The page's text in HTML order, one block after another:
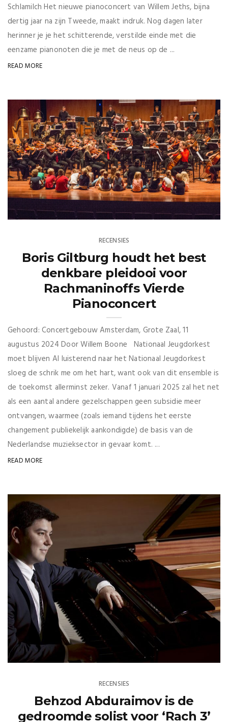
Schlamilch Het nieuwe pianoconcert van Willem Jeths, bijna
dertig jaar na zijn Tweede, maakt indruk. Nog dagen later
herinner je je het schitterende, verstilde einde met die
eenzame pianonoten die je met de neus op de ...
READ MORE
RECENSIES
Boris Giltburg houdt het best
denkbare pleidooi voor
Rachmaninoffs Vierde
Pianoconcert
Gehoord: Concertgebouw Amsterdam, Grote Zaal, 11
augustus 2024 Door Willem Boone Nationaal Jeugdorkest
moet blijven Al luisterend naar het Nationaal Jeugdorkest
sloeg de schrik me om het hart, want ook van dit ensemble is
de toekomst allerminst zeker. Vanaf 1 januari 2025 zal het net
als een aantal andere gezelschappen geen subsidie meer
ontvangen, waarmee (zoals iemand tijdens het eerste
changement publiekelijk aankondigde) de basis van de
Nederlandse muzieksector in gevaar komt. ...
READ MORE
RECENSIES
Behzod Abduraimov is de
gedroomde solist voor ‘Rach 3’